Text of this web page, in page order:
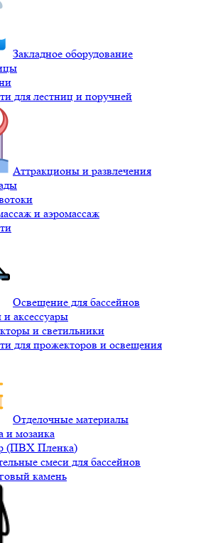
Закладное оборудование
для лестниц и поручней
Аттракционы и развлечения
и аэромассаж
Освещение для бассейнов
аксессуары
и светильники
для прожекторов и освещения
Отделочные материалы
и мозаика
(ПВХ Пленка)
смеси для бассейнов
камень